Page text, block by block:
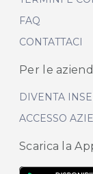
Tel. +39 0432
P.IVA
Per ulteriori
FAQ
CONTATTACI
Per le
DIVENTA
ACCESSO
Scarica la